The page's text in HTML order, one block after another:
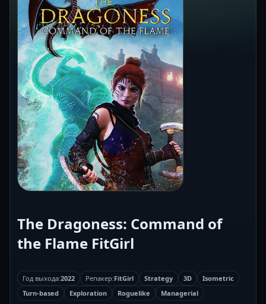
The Dragoness: Command of
the Flame FitGirl
Год выхода:2022 Репакер:FitGirl Strategy 3D
Isometric
Turn-based
Exploration Roguelike Managerial